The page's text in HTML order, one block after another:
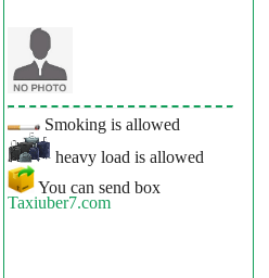
Smoking is allowed
heavy load is allowed
You can send box
Taxiuber7.com